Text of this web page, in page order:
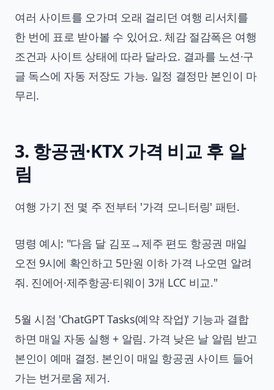
여러 사이트를 오가며 오래 걸리던 여행 리서치를
한 번에 표로 받아볼 수 있어요. 체감 절감폭은 여행
조건과 사이트 상태에 따라 달라요. 결과를 노션·구
글 독스에 자동 저장도 가능. 일정 결정만 본인이 마
무리.
3. 항공권·KTX 가격 비교 후 알
림
여행 가기 전 몇 주 전부터 '가격 모니터링' 패턴.
명령 예시: "다음 달 김포→제주 편도 항공권 매일
오전 9시에 확인하고 5만원 이하 가격 나오면 알려
줘. 진에어·제주항공·티웨이 3개 LCC 비교."
5월 시점 'ChatGPT Tasks(예약 작업)' 기능과 결합
하면 매일 자동 실행 + 알림. 가격 낮은 날 알림 받고
본인이 예매 결정. 본인이 매일 항공권 사이트 들어
가는 번거로움 제거.